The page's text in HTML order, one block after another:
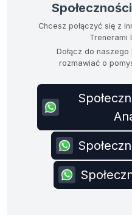
Chcesz połączyć się z
Trenerami
Dołącz do naszego
rozmawiać o